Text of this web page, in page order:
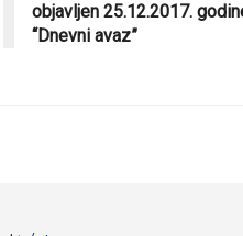
objavljen 25.12.2017.
“Dnevni avaz”